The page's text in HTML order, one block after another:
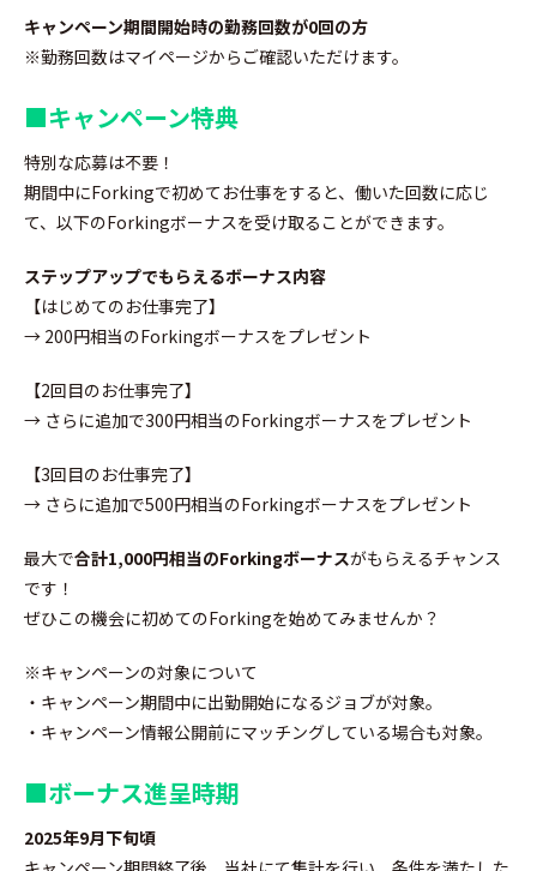
キャンペーン期間開始時の勤務回数が0回の方
※勤務回数はマイページからご確認いただけます。
■キャンペーン特典
特別な応募は不要！
期間中にForkingで初めてお仕事をすると、働いた回数に応じ
て、以下のForkingボーナスを受け取ることができます。
ステップアップでもらえるボーナス内容
【はじめてのお仕事完了】
→ 200円相当のForkingボーナスをプレゼント
【2回目のお仕事完了】
→ さらに追加で300円相当のForkingボーナスをプレゼント
【3回目のお仕事完了】
→ さらに追加で500円相当のForkingボーナスをプレゼント
最大で合計1,000円相当のForkingボーナスがもらえるチャンス
です！
ぜひこの機会に初めてのForkingを始めてみませんか？
※キャンペーンの対象について
・キャンペーン期間中に出勤開始になるジョブが対象。
・キャンペーン情報公開前にマッチングしている場合も対象。
■ボーナス進呈時期
2025年9月下旬頃